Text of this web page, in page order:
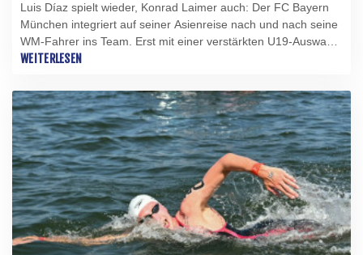
Luis Díaz spielt wieder, Konrad Laimer auch: Der FC Bayern
München integriert auf seiner Asienreise nach und nach seine
WM-Fahrer ins Team. Erst mit einer verstärkten U19-Auswahl,
dann aber doch noch mit den deutschen Nationalspielern und
Dienstag in Südkorea beim Jeju SK FC mit 2:1 (2:1).
WEITERLESEN